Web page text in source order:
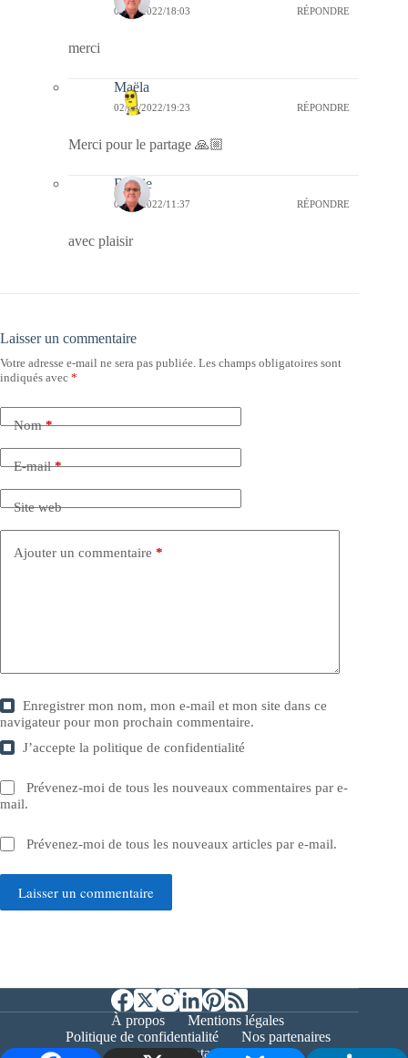
02/08/2022/18:03 RÉPONDRE
merci
Maëla
02/08/2022/19:23 RÉPONDRE
Merci pour le partage 🙏🏼
Bernie
07/08/2022/11:37 RÉPONDRE
avec plaisir
Laisser un commentaire
Votre adresse e-mail ne sera pas publiée. Les champs obligatoires sont
indiqués avec *
Nom*
E-mail*
Site web
Ajouter un commentaire *
Enregistrer mon nom, mon e-mail et mon site dans ce
navigateur pour mon prochain commentaire.
J’accepte lapolitique de confidentialité
Prévenez-moi de tous les nouveaux commentaires par e-
mail.
Prévenez-moi de tous les nouveaux articles par e-mail.
Laisser un commentaire
À propos
Mentions légales
Politique de confidentialité
Nos partenaires
Contact